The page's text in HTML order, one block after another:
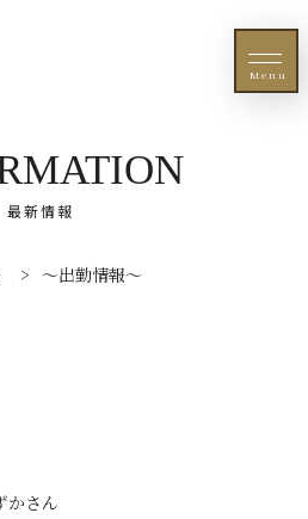
Menu
最新情報
> 〜出勤情報〜
かさん